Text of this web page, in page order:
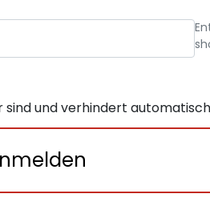
und verhindert